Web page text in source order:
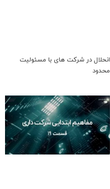
انحلال در شرکت های با مسئولیت
محدود